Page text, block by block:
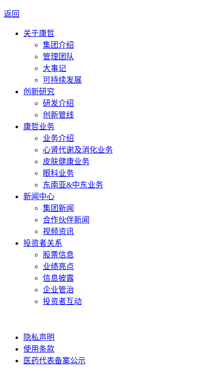
返回
关于康哲
集团介绍
管理团队
大事记
可持续发展
创新研究
研发介绍
创新管线
康哲业务
业务介绍
心肾代谢及消化业务
皮肤健康业务
眼科业务
东南亚&中东业务
新闻中心
集团新闻
合作伙伴新闻
视频资讯
投资者关系
股票信息
业绩亮点
信息披露
企业管治
投资者互动
隐私声明
使用条款
医药代表备案公示